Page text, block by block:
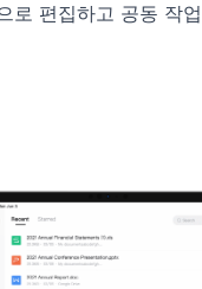
로 편집하고 공동 작